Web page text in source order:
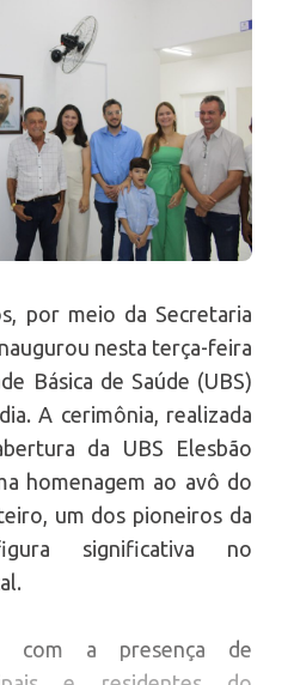
por meio da Secretaria
nesta terça-feira
Básica de Saúde (UBS)
A cerimônia, realizada
da UBS Elesbão
homenagem ao avô do
um dos pioneiros da
significativa no
com a presença de